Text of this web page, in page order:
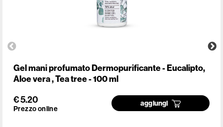
Gel mani profumato Dermopurificante - Eucalipto,
Aloe vera , Tea tree - 100 ml
€ 5.20
Prezzo online
aggiungi